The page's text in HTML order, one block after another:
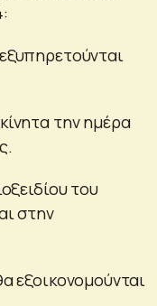
την ημέρα
του
στην